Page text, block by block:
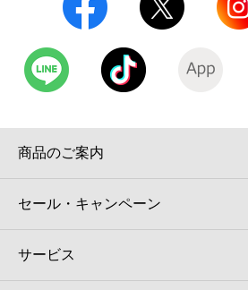
商品のご案内
セール・キャンペーン
サービス